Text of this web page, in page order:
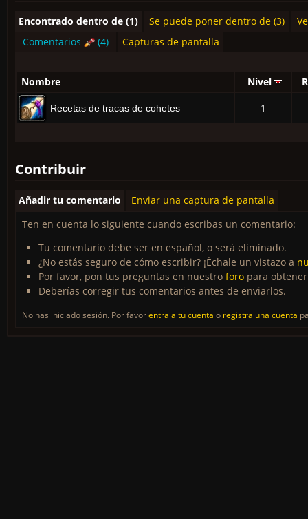
Encontrado dentro de (1) Se puede poner dentro de (3)
Comentarios
(4) Capturas de pantalla
Nombre Nivel
Recetas de tracas de cohetes 1
Contribuir
Añadir tu comentario
Enviar una captura de pantalla
Ten en cuenta lo siguiente cuando escribas un comentario:
Tu comentario debe ser en español, o será eliminado.
¿No estás seguro de cómo escribir? ¡Échale un vistazo a
Por favor, pon tus preguntas en nuestro foro para
Deberías corregir tus comentarios antes de enviarlos.
No has iniciado sesión. Por favorentra a tu cuenta o registra una cuenta